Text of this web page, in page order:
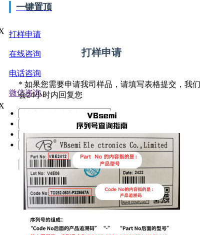
一键置顶
打样申请
在线咨询
电话咨询
微信咨询
打样申请
* 如果您需要申请我司样品，请填写表格提交，我们
会24小时内回复您